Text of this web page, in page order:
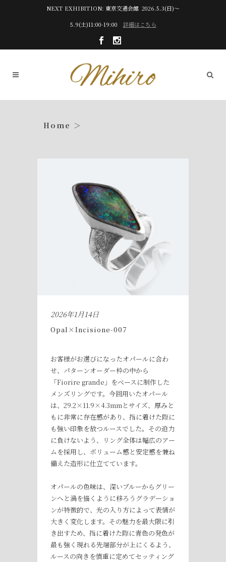
NEXT EXHIBITION: 東京交通会館 2026.5.3(日)～
5.9(土)11:00-19:00 詳細はこちら
2026年1月14日
Opal×Incisione-007
お客様がお選びになったオパールに合わ
せ、パターンオーダー枠の中から
「Fiorire grande」をベースに制作した
メンズリングです。今回用いたオパール
は、29.2×11.9×4.3mmとサイズ、厚みと
もに非常に存在感があり、指に着けた際に
も強い印象を放つルースでした。その迫力
に負けないよう、リング全体は幅広のアー
ムを採用し、ボリューム感と安定感を兼ね
備えた造形に仕立てています。
オパールの色味は、深いブルーからグリー
ンへと渦を描くように移ろうグラデーショ
ンが特徴的で、光の入り方によって表情が
大きく変化します。その魅力を最大限に引
き出すため、指に着けた際に青色の発色が
最も強く現れる先端部分が上にくるよう、
ルースの向きを慎重に定めてセッティング